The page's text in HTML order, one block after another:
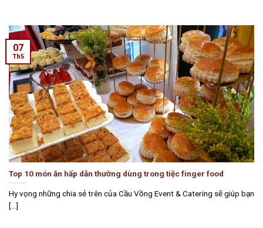
Top 10 món ăn hấp dẫn thường dùng trong tiệc finger food
Hy vọng những chia sẻ trên của Cầu Vồng Event & Catering sẽ giúp bạn
[...]
07
Th5